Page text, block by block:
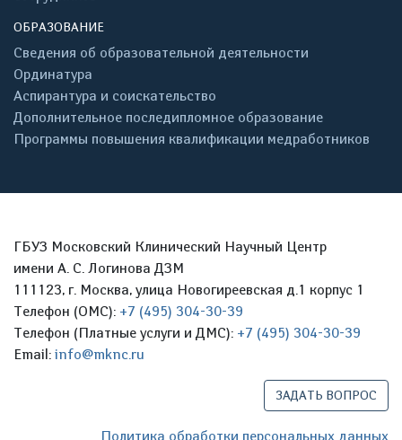
ОБРАЗОВАНИЕ
Сведения об образовательной деятельности
Ординатура
Аспирантура и соискательство
Дополнительное последипломное образование
Программы повышения квалификации медработников
ГБУЗ Московский Клинический Научный Центр
имени А. С. Логинова ДЗМ
111123, г. Москва, улица Новогиреевская д.1 корпус 1
Телефон (ОМС): +7 (495) 304-30-39
Телефон (Платные услуги и ДМС): +7 (495) 304-30-39
Email: info@mknc.ru
ЗАДАТЬ ВОПРОС
Политика обработки персональных данных